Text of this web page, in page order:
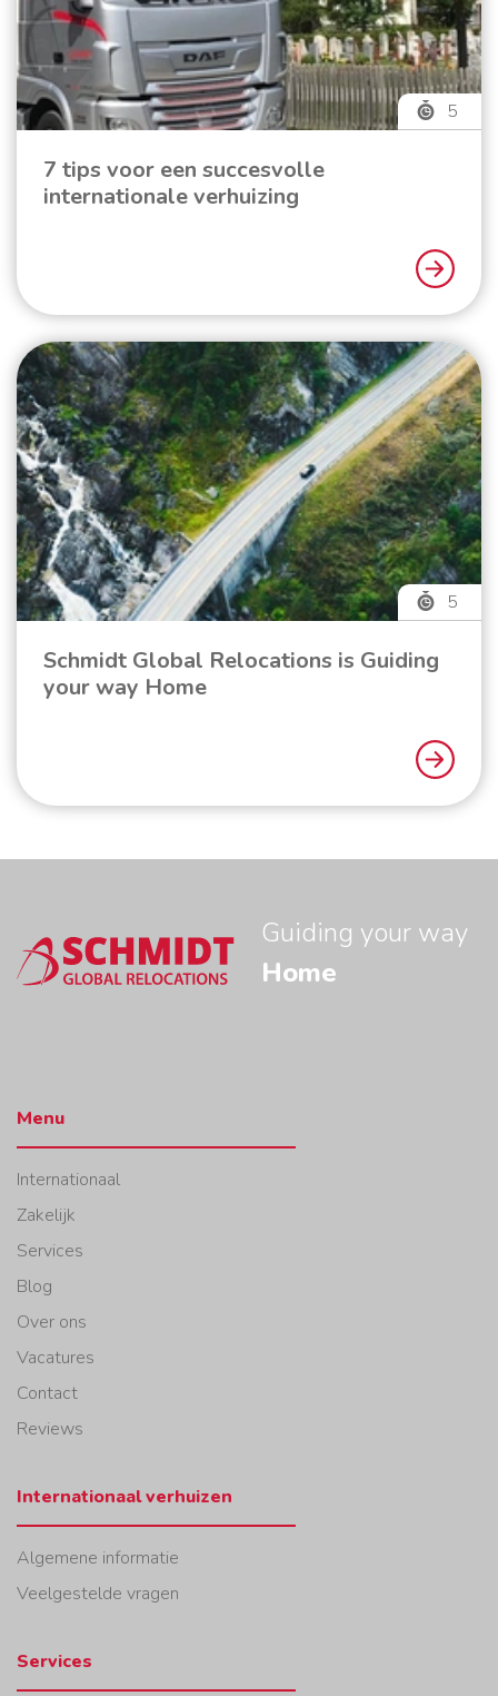
5
7 tips voor een succesvolle
internationale verhuizing
5
Schmidt Global Relocations is Guiding
your way Home
Guiding your way
Home
Menu
Internationaal
Zakelijk
Services
Blog
Over ons
Vacatures
Contact
Reviews
Internationaal verhuizen
Algemene informatie
Veelgestelde vragen
Services